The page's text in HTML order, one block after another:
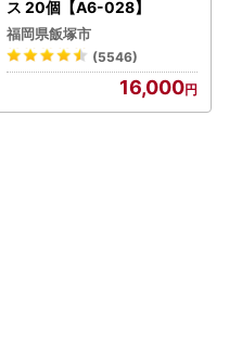
ス 20個【A6-028】
福岡県飯塚市
(5546)
16,000